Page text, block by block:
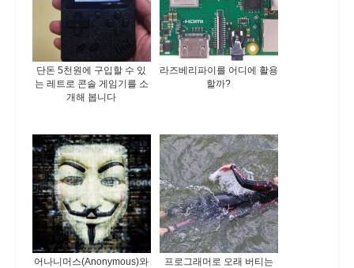
단돈 5천원에 구입할 수 있
는 레트로 콘솔 게임기를 소
개해 봅니다
라즈베리파이를 어디에 활용
할까?
어나니머스(Anonymous)와
프로그래머로 오래 버티는